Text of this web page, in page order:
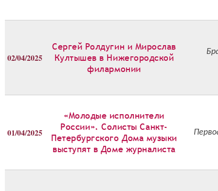
02/04/2025
Сергей Ролдугин и Мирослав
Култышев в Нижегородской
филармонии
01/04/2025
«Молодые исполнители
России». Солисты Санкт-
Петербургского Дома музыки
выступят в Доме журналиста